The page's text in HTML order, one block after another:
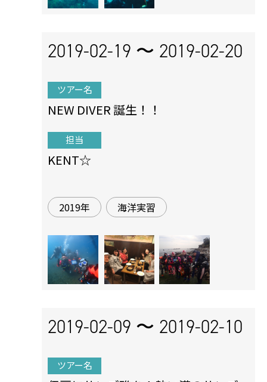
2019-02-19 〜 2019-02-20
ツアー名
NEW DIVER 誕生！！
担当
KENT☆
2019年 海洋実習
2019-02-09 〜 2019-02-10
ツアー名